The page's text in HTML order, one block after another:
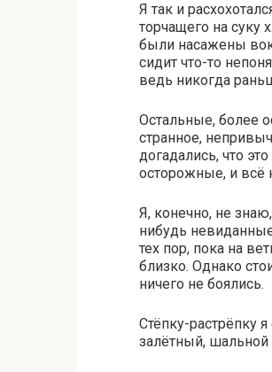
Я так и
торчащего на суку
были насажены
сидит что-то
ведь никогда
Остальные, более
странное,
догадались, что
осторожные, и всё
Я, конечно, не
нибудь
тех пор, пока на
близко. Однако
ничего не боялись.
Стёпку-растрёпку
залётный,